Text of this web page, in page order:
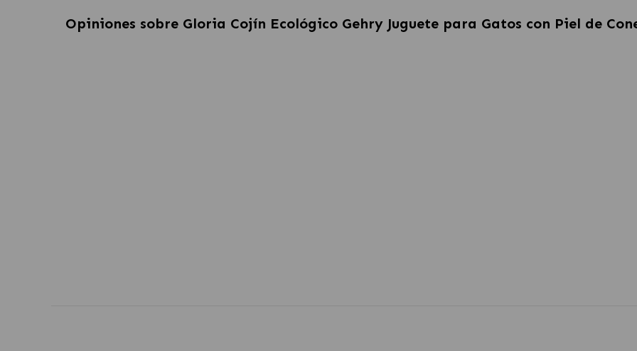
Opiniones sobre Gloria Cojín Ecológico Gehry Juguete para Gatos con Piel de